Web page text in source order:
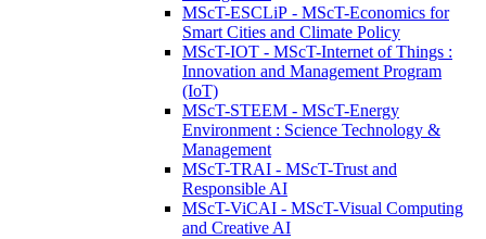
MScT-ESCLiP - MScT-Economics for
Smart Cities and Climate Policy
MScT-IOT - MScT-Internet of Things :
Innovation and Management Program
(IoT)
MScT-STEEM - MScT-Energy
Environment : Science Technology &
Management
MScT-TRAI - MScT-Trust and
Responsible AI
MScT-ViCAI - MScT-Visual Computing
and Creative AI